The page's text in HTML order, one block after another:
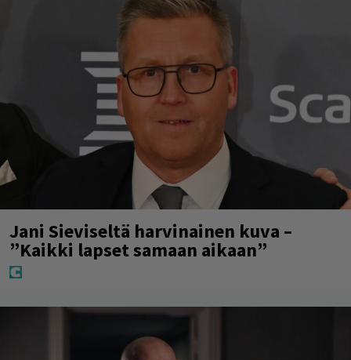
Jani Sieviseltä harvinainen kuva –
”Kaikki lapset samaan aikaan”